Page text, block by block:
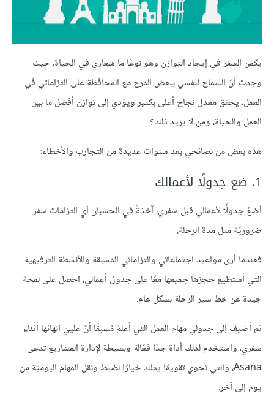
يكمن السفر في إيجاد التوازن وهو نوعًا ما شعاري في الحياة، حيث
وجدت أنّ السماح لنفسي ببعض المرح مع المحافظة على التزاماتي في
العمل، يحقق معدل نجاح أعلى بكثير ويؤدي إلى توازن أفضل ما بين
العمل والحياة، ومن لا يريد ذلك؟
هذه بعض من نصائحي بعد سنوات عديدة من التجارب والأخطاء:
1. ضع جدولًا لأعمالك
أضعُ جدولًا لأعمالي قبل سفري، آخذةً في الحسبان أي التزامات سفر
ضروريّة مثل مدة الرحلة.
فعندما أرى مواعيد اجتماعاتي والتزاماتي المسبقة والأنشطة الترفيهية
التي أستطيع حجزها جميعها معًا على جدول أعمالي، احصل على لمحة
جيدة عن خط سير الرحلة بشكل عام.
ثم أضيف إلى جدولي مهام العمل التي أعلمُ مُسبقًا أنّ علييّ إنهائها أثناء
سفري، واستخدم لذلك أداة جدًا فعّالة وبسيطة لإدارة المشاريع تدعى
Asana، والتي تحوي تقويمًا يملك خيارًا لضبط ونقل المهام اليوميّة من
يوم إلى آخر.